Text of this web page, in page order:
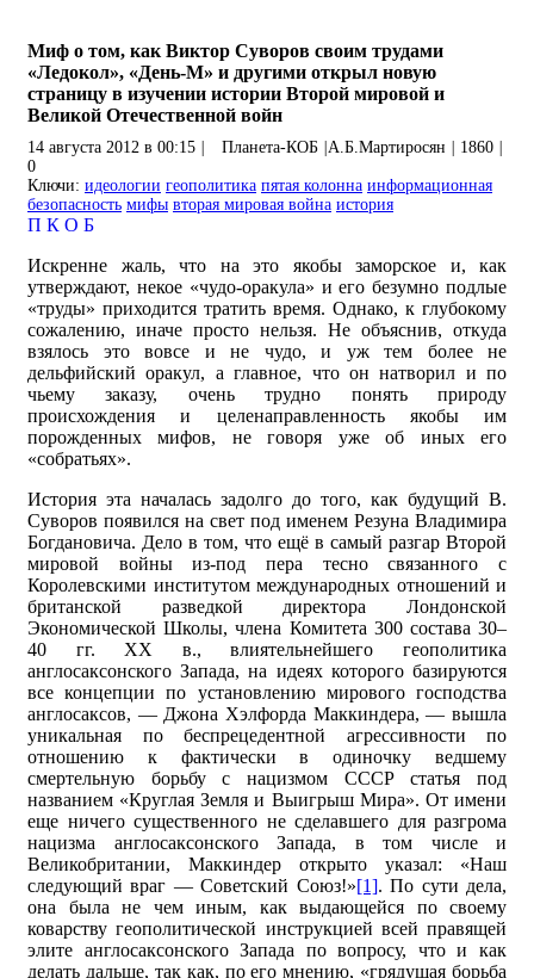
Миф о том, как Виктор Суворов своим трудами
«Ледокол», «День-М» и другими открыл новую
страницу в изучении истории Второй мировой и
Великой Отечественной войн
14 августа 2012 в 00:15 Планета-КОБ А.Б.Мартиросян 1860
0
Ключи: идеологии геополитика пятая колонна информационная
безопасность мифы вторая мировая война история
П К О Б
Искренне жаль, что на это якобы заморское и, как
утверждают, некое «чудо-оракула» и его безумно подлые
«труды» приходится тратить время. Однако, к глубокому
сожалению, иначе просто нельзя. Не объяснив, откуда
взялось это вовсе и не чудо, и уж тем более не
дельфийский оракул, а главное, что он натворил и по
чьему заказу, очень трудно понять природу
происхождения и целенаправленность якобы им
порожденных мифов, не говоря уже об иных его
«собратьях».
История эта началась задолго до того, как будущий В.
Суворов появился на свет под именем Резуна Владимира
Богдановича. Дело в том, что ещё в самый разгар Второй
мировой войны из-под пера тесно связанного с
Королевскими институтом международных отношений и
британской разведкой директора Лондонской
Экономической Школы, члена Комитета 300 состава 30–
40 гг. XX в., влиятельнейшего геополитика
англосаксонского Запада, на идеях которого базируются
все концепции по установлению мирового господства
англосаксов, — Джона Хэлфорда Маккиндера, — вышла
уникальная по беспрецедентной агрессивности по
отношению к фактически в одиночку ведшему
смертельную борьбу с нацизмом СССР статья под
названием «Круглая Земля и Выигрыш Мира». От имени
еще ничего существенного не сделавшего для разгрома
нацизма англосаксонского Запада, в том числе и
Великобритании, Маккиндер открыто указал: «Наш
следующий враг — Советский Союз!»[1]. По сути дела,
она была не чем иным, как выдающейся по своему
коварству геополитической инструкцией всей правящей
элите англосаксонского Запада по вопросу, что и как
делать дальше, так как, по его мнению, «грядущая борьба